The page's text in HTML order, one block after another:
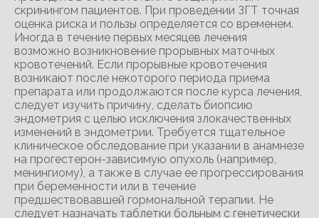
скринингом пациентов. При проведении ЗГТ точная
оценка риска и пользы определяется со временем.
Иногда в течение первых месяцев лечения
возможно возникновение прорывных маточных
кровотечений. Если прорывные кровотечения
возникают после некоторого периода приема
препарата или продолжаются после курса лечения,
следует изучить причину, сделать биопсию
эндометрия с целью исключения злокачественных
изменений в эндометрии. Требуется тщательное
клиническое обследование при указании в анамнезе
на прогестерон-зависимую опухоль (например,
менингиому), а также в случае ее прогрессирования
при беременности или в течение
предшествовавшей гормональной терапии. Не
следует назначать таблетки больным с генетически